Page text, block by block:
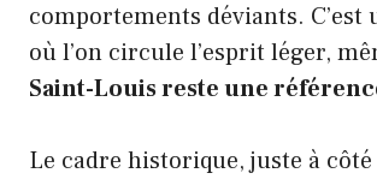
comportements déviants. C’est
où l’on circule l’esprit léger,
Saint-Louis reste une
Le cadre historique, juste à